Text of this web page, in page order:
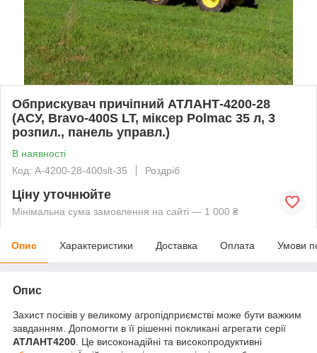
Обприскувач причіпний АТЛАНТ-4200-28
(АСУ, Bravo-400S LT, міксер Polmac 35 л, 3
розпил., панель управл.)
В наявності
Код: А-4200-28-400slt-35
Роздріб
Ціну уточнюйте
Мінімальна сума замовлення на сайті — 1 000 ₴
Опис Характеристики Доставка Оплата Умови
Опис
Захист посівів у великому агропідприємстві може бути важким
завданням. Допомогти в її рішенні покликані агрегати серії
АТЛАНТ4200 . Це високонадійні та високопродуктивні